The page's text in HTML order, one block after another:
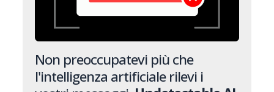
Non preoccupatevi più che
l'intelligenza artificiale rilevi i